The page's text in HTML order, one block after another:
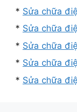
* Sửa chữa
* Sửa chữa
* Sửa chữa
* Sửa chữa
* Sửa chữa